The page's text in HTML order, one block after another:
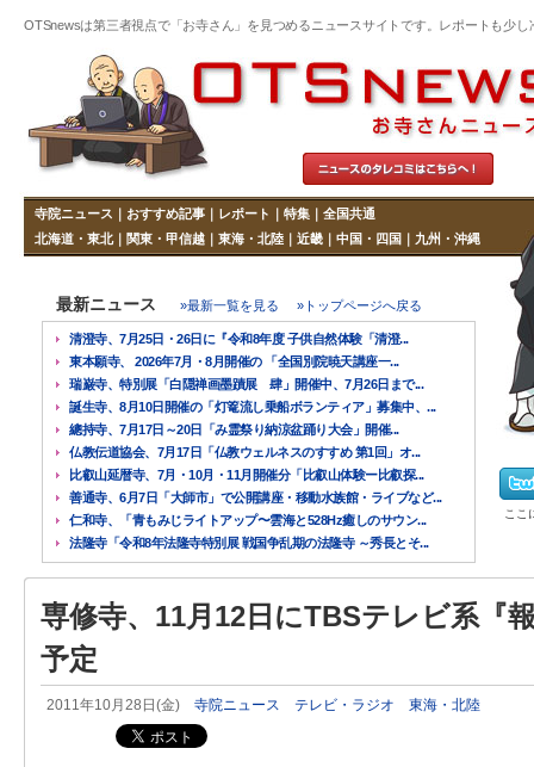
OTSnewsは第三者視点で「お寺さん」を見つめるニュースサイトです。レポートも少し
寺院ニュース ｜ おすすめ記事 ｜ レポート ｜ 特集 ｜ 全国共通
北海道・東北｜ 関東・甲信越 ｜ 東海・北陸 ｜ 近畿 ｜ 中国・四国 ｜ 九州・沖縄
最新ニュース »最新一覧を見る »トップページへ戻る
清澄寺、7月25日・26日に『令和8年度 子供自然体験「清澄...
東本願寺、 2026年7月・8月開催の 「全国別院暁天講座一...
瑞巌寺、特別展「白隠禅画墨蹟展 肆」開催中、7月26日まで...
誕生寺、8月10日開催の「灯篭流し乗船ボランティア」募集中、...
總持寺、7月17日～20日「み霊祭り納涼盆踊り大会」開催...
仏教伝道協会、7月17日「仏教ウェルネスのすすめ 第1回」オ...
比叡山延暦寺、7月・10月・11月開催分「比叡山体験ー比叡探...
善通寺、6月7日「大師市」で公開講座・移動水族館・ライブなど...
仁和寺、「青もみじライトアップ〜雲海と528Hz癒しのサウン...
法隆寺「令和8年法隆寺特別展 戦国争乱期の法隆寺 ～秀長とそ...
ここ
専修寺、11月12日にTBSテレビ系『
予定
2011年10月28日(金) 寺院ニュース テレビ・ラジオ 東海・北陸